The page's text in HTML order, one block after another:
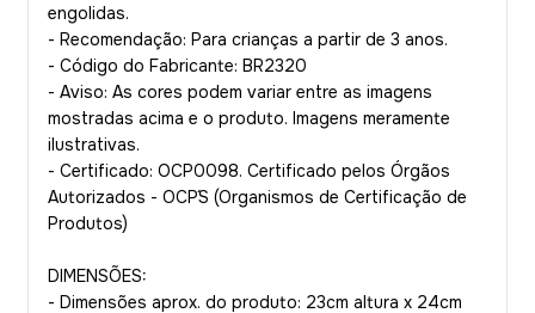
engolidas.
- Recomendação: Para crianças a partir de 3 anos.
- Código do Fabricante: BR2320
- Aviso: As cores podem variar entre as imagens
mostradas acima e o produto. Imagens meramente
ilustrativas.
- Certificado: OCP0098. Certificado pelos Órgãos
Autorizados - OCP´S (Organismos de Certificação de
Produtos)
DIMENSÕES:
- Dimensões aprox. do produto: 23cm altura x 24cm